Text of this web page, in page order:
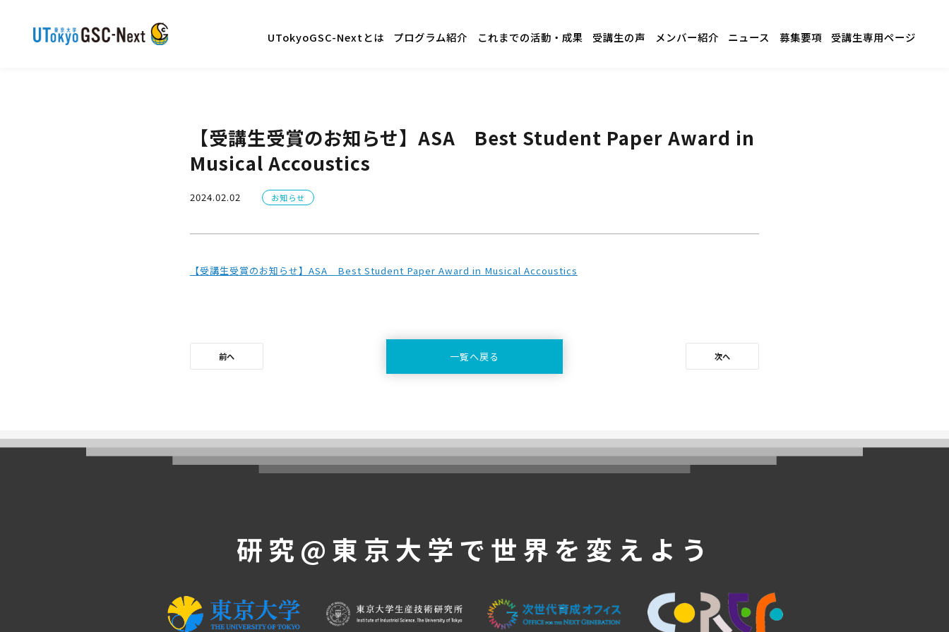
UTokyoGSC-Nextとは プログラム紹介 これまでの活動・成果 受講生の声 メンバー紹介 ニュース 募集要項 受講生専用ページ
【受講生受賞のお知らせ】ASA Best Student Paper Award in
Musical Accoustics
2024.02.02 お知らせ
【受講生受賞のお知らせ】ASA Best Student Paper Award in Musical Accoustics
前へ 一覧へ戻る 次へ
研究@東京大学で 世界を変えよう